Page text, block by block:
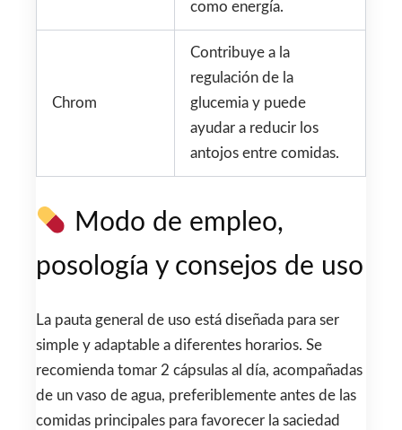
como energía.
Chrom
Contribuye a la
regulación de la
glucemia y puede
ayudar a reducir los
antojos entre comidas.
Modo de empleo,
posología y consejos de uso
La pauta general de uso está diseñada para ser
simple y adaptable a diferentes horarios. Se
recomienda tomar 2 cápsulas al día, acompañadas
de un vaso de agua, preferiblemente antes de las
comidas principales para favorecer la saciedad